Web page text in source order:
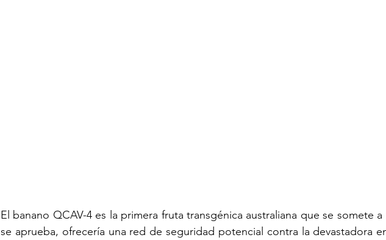
El banano QCAV-4 es la primera fruta transgénica australiana que se somete a
se aprueba, ofrecería una red de seguridad potencial contra la devastadora